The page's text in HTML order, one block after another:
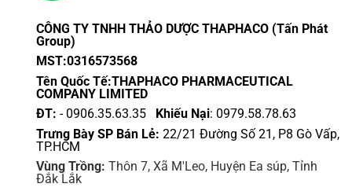
thể
được
chọn
trang
phẩm
CÔNG TY TNHH THẢO DƯỢC THAPHACO (Tấn Phát
Group)
MST:0316573568
Tên Quốc Tế:THAPHACO PHARMACEUTICAL
COMPANY LIMITED
ĐT: - 0906.35.63.35 Khiếu Nại: 0979.58.78.63
Trưng Bày SP Bán Lẻ: 22/21 Đường Số 21, P8 Gò Vấp,
TP.HCM
Vùng Trồng: Thôn 7, Xã M'Leo, Huyện Ea súp, Tỉnh
Đắk Lắk